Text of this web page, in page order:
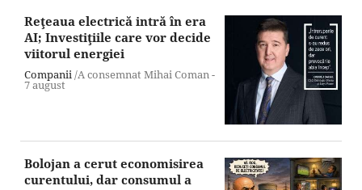
Reţeaua electrică intră în era
AI; Investiţiile care vor decide
viitorul energiei
Companii/A consemnat Mihai Coman -
7 august
Bolojan a cerut economisirea
curentului, dar consumul a